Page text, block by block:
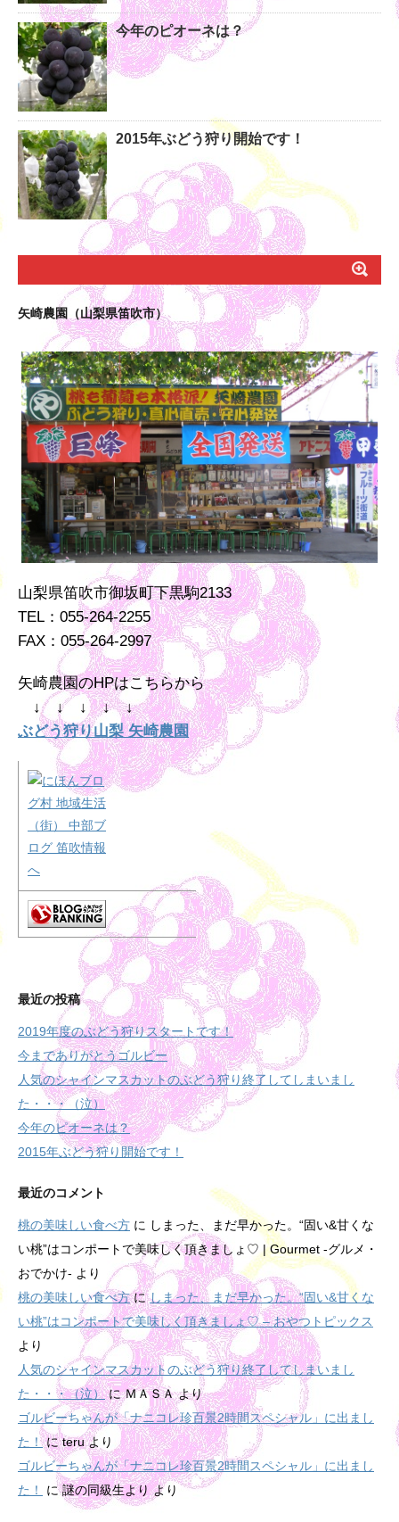
今年のピオーネは？
2015年ぶどう狩り開始です！
矢崎農園（山梨県笛吹市）
山梨県笛吹市御坂町下黒駒2133
TEL：055-264-2255
FAX：055-264-2997
矢崎農園のHPはこちらから
↓ ↓ ↓ ↓ ↓
ぶどう狩り山梨 矢崎農園
最近の投稿
2019年度のぶどう狩りスタートです！
今までありがとうゴルビー
人気のシャインマスカットのぶどう狩り終了してしまいまし
た・・・（泣）
今年のピオーネは？
2015年ぶどう狩り開始です！
最近のコメント
桃の美味しい食べ方 に しまった、まだ早かった。“固い&甘くな
い桃”はコンポートで美味しく頂きましょ♡ | Gourmet -グルメ・
おでかけ- より
桃の美味しい食べ方にしまった、まだ早かった。“固い&甘くな
い桃”はコンポートで美味しく頂きましょ♡ – おやつトピックス
より
人気のシャインマスカットのぶどう狩り終了してしまいまし
た・・・（泣）にＭＡＳＡより
ゴルビーちゃんが「ナニコレ珍百景2時間スペシャル」に出まし
た！にteruより
ゴルビーちゃんが「ナニコレ珍百景2時間スペシャル」に出まし
た！
に謎の同級生よりより